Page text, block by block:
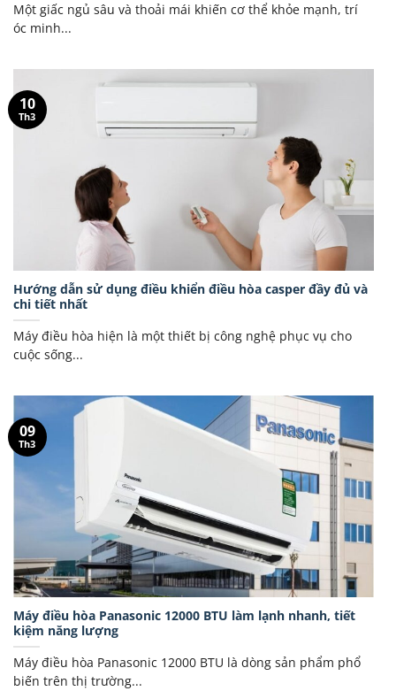
Một giấc ngủ sâu và thoải mái khiến cơ thể khỏe mạnh, trí
óc minh...
Hướng dẫn sử dụng điều khiển điều hòa casper đầy đủ và
chi tiết nhất
Máy điều hòa hiện là một thiết bị công nghệ phục vụ cho
cuộc sống...
10
Th3
Máy điều hòa Panasonic 12000 BTU làm lạnh nhanh, tiết
kiệm năng lượng
Máy điều hòa Panasonic 12000 BTU là dòng sản phẩm phổ
biến trên thị trường...
09
Th3